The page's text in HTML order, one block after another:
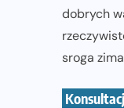
dobrych
sroga